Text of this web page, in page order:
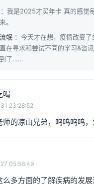
：我是2025才买年卡 真的感觉
。
氓 ：今天才在想，疫情改变
在寻求和尝试不同的学习&咨
了……
喝
23:28:52
师的凉山兄弟，呜呜呜呜，
05:56:49
么多方面的了解疾病的发展